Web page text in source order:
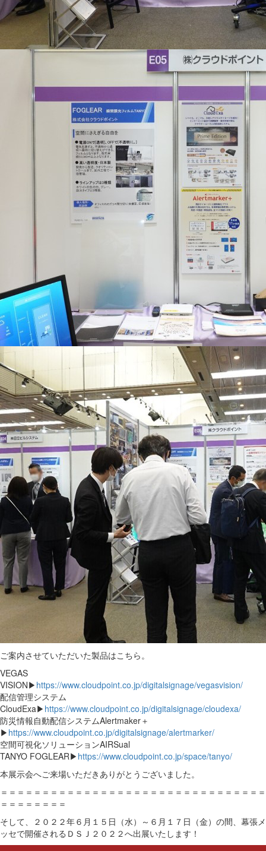
ご案内させていただいた製品はこちら。
VEGAS
VISION▶ https://www.cloudpoint.co.jp/digitalsignage/vegasvision/
配信管理システム
CloudExa▶ https://www.cloudpoint.co.jp/digitalsignage/cloudexa/
防災情報自動配信システムAlertmaker＋
▶ https://www.cloudpoint.co.jp/digitalsignage/alertmarker/
空間可視化ソリューションAIRSual
TANYO FOGLEAR▶ https://www.cloudpoint.co.jp/space/tanyo/
本展示会へご来場いただきありがとうございました。
＝＝＝＝＝＝＝＝＝＝＝＝＝＝＝＝＝＝＝＝＝＝＝＝＝＝＝＝＝＝＝＝
＝＝＝＝＝＝＝＝
そして、２０２２年６月１５日（水）～６月１７日（金）の間、幕張メ
ッセで開催されるＤＳＪ２０２２へ出展いたします！